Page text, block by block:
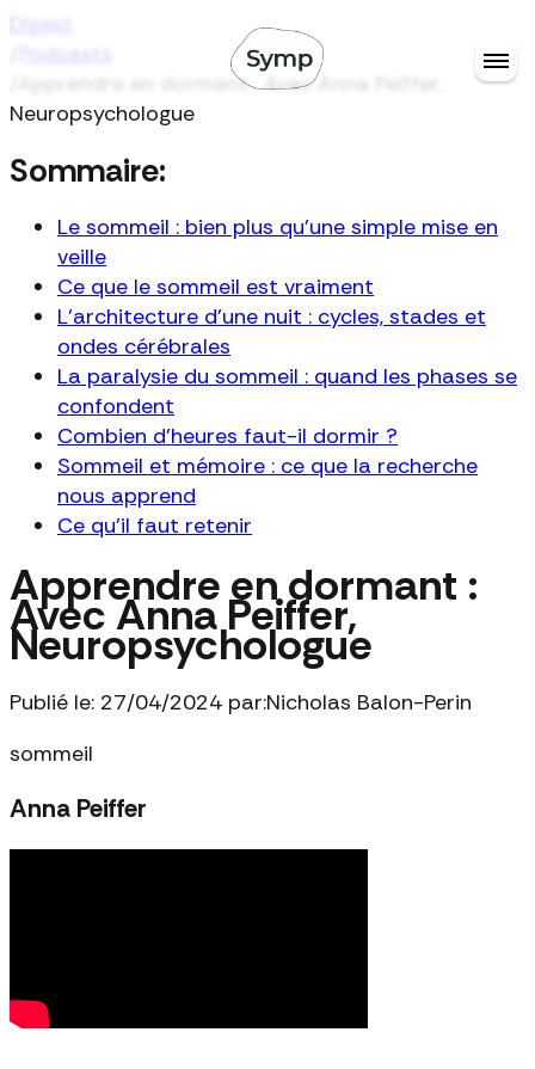
Digest
Podcasts
Apprendre en dormant : Avec Anna Peiffer,
Neuropsychologue
Sommaire:
Le sommeil : bien plus qu'une simple mise en
veille
Ce que le sommeil est vraiment
L'architecture d'une nuit : cycles, stades et
ondes cérébrales
La paralysie du sommeil : quand les phases se
confondent
Combien d'heures faut-il dormir ?
Sommeil et mémoire : ce que la recherche
nous apprend
Ce qu'il faut retenir
Apprendre en dormant :
Avec Anna Peiffer,
Neuropsychologue
Publié le: 27/04/2024 par:Nicholas Balon-Perin
sommeil
Anna Peiffer